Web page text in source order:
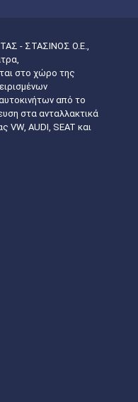
- ΣΤΑΣΙΝΟΣ Ο.Ε.,
στο χώρο της
από το
στα ανταλλακτικά
VW, AUDI, SEAT και